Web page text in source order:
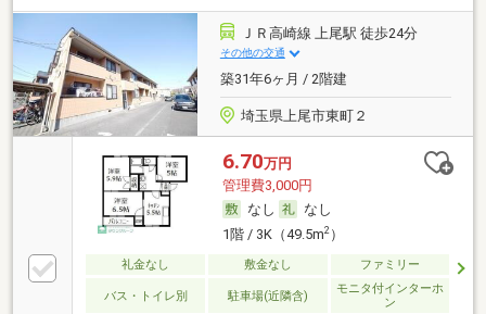
ＪＲ高崎線 上尾駅 徒歩24分
その他の交通
築31年6ヶ月 / 2階建
埼玉県上尾市東町２
6.70万円
管理費3,000円
なし
なし
1階 / 3K（49.5m2）
礼金なし 敷金なし ファミリー
バス・トイレ別 駐車場(近隣含)
モニタ付インターホ
ン